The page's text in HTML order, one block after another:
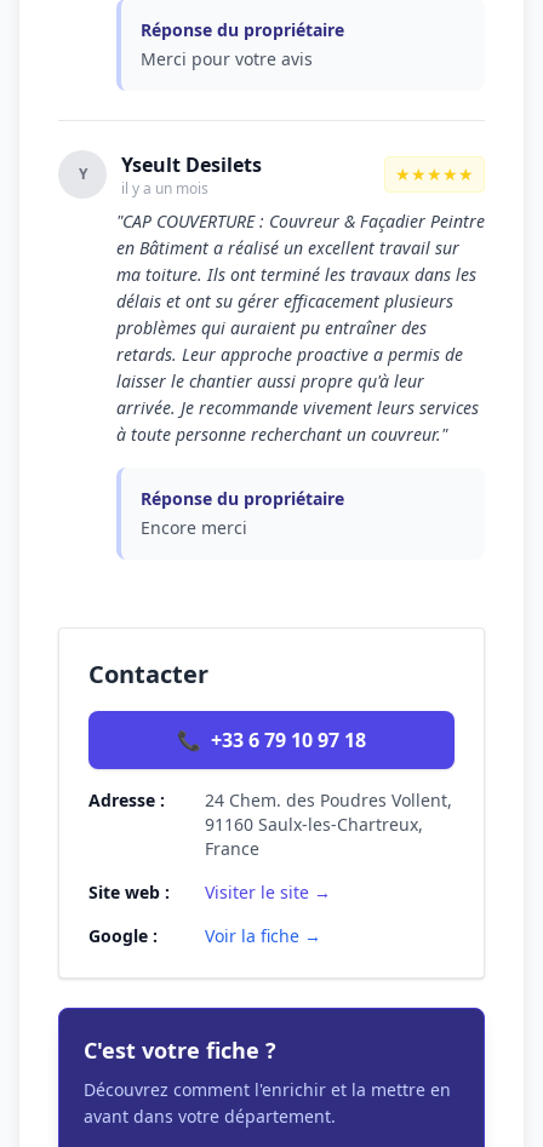
Réponse du propriétaire
Merci pour votre avis
Y Yseult Desilets
il y a un mois
★★★★★
"CAP COUVERTURE : Couvreur & Façadier Peintre
en Bâtiment a réalisé un excellent travail sur
ma toiture. Ils ont terminé les travaux dans les
délais et ont su gérer efficacement plusieurs
problèmes qui auraient pu entraîner des
retards. Leur approche proactive a permis de
laisser le chantier aussi propre qu'à leur
arrivée. Je recommande vivement leurs services
à toute personne recherchant un couvreur."
Réponse du propriétaire
Encore merci
Contacter
📞 +33 6 79 10 97 18
Adresse :
24 Chem. des Poudres Vollent,
91160 Saulx-les-Chartreux,
France
Site web :
Visiter le site →
Google :
Voir la fiche →
C'est votre fiche ?
Découvrez comment l'enrichir et la mettre en
avant dans votre département.